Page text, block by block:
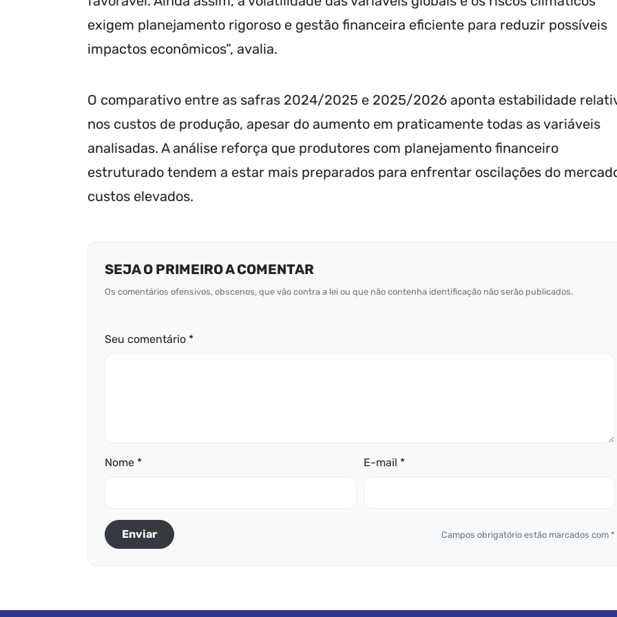
exigem planejamento rigoroso e gestão financeira eficiente para reduzir possíveis
impactos econômicos”, avalia.
O comparativo entre as safras 2024/2025 e 2025/2026 aponta estabilidade
nos custos de produção, apesar do aumento em praticamente todas as variáveis
analisadas. A análise reforça que produtores com planejamento financeiro
estruturado tendem a estar mais preparados para enfrentar oscilações do
custos elevados.
SEJA O PRIMEIRO A COMENTAR
Os comentários ofensivos, obscenos, que vão contra a lei ou que não contenha identificação não serão publicados.
Seu comentário *
Nome * E-mail *
Enviar Campos obrigatório estão marcados com *